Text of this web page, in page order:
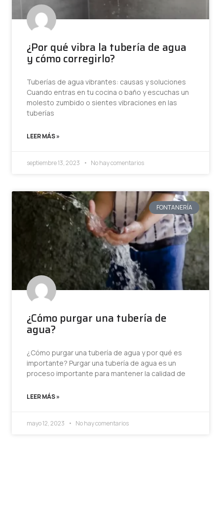
¿Por qué vibra la tubería de agua
y cómo corregirlo?
Tuberías de agua vibrantes: causas y soluciones
Cuando entras en tu cocina o baño y escuchas un
molesto zumbido o sientes vibraciones en las
tuberías
LEER MÁS »
septiembre 13, 2023 No hay comentarios
FONTANERÍA
¿Cómo purgar una tubería de
agua?
¿Cómo purgar una tubería de agua y por qué es
importante? Purgar una tubería de agua es un
proceso importante para mantener la calidad de
LEER MÁS »
mayo 12, 2023 No hay comentarios